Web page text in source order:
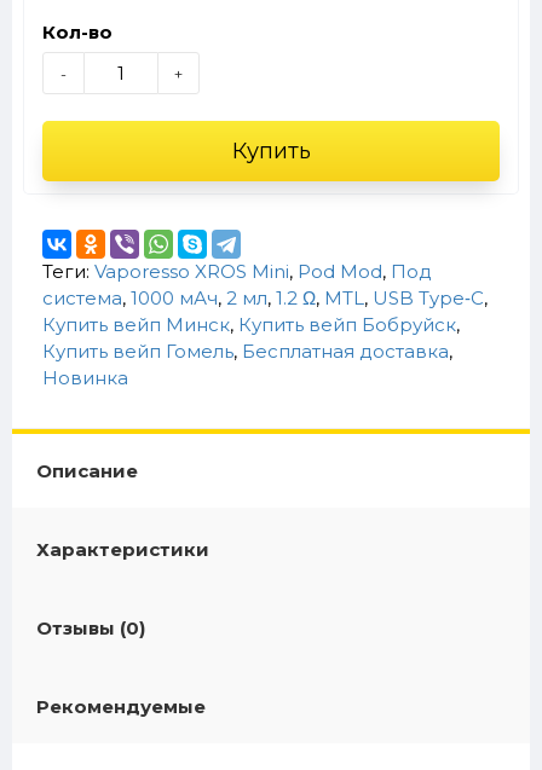
Кол-во
- +
Купить
Теги: Vaporesso XROS Mini, Pod Mod, Под
система, 1000 мАч, 2 мл, 1.2 Ω, MTL, USB Type‑C,
Купить вейп Минск, Купить вейп Бобруйск,
Купить вейп Гомель, Бесплатная доставка,
Новинка
Описание
Характеристики
Отзывы (0)
Рекомендуемые